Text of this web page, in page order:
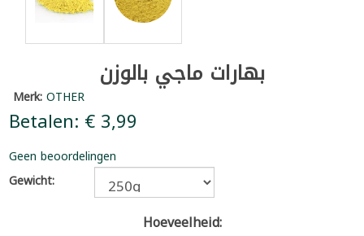
بهارات ماجي بالوزن
Merk:OTHER
Betalen: € 3,99
Geen beoordelingen
Gewicht:
Hoeveelheid: